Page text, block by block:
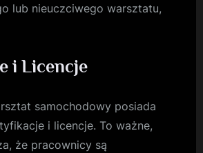
lub nieuczciwego warsztatu,
i Licencje
samochodowy posiada
i licencje. To ważne,
że pracownicy są